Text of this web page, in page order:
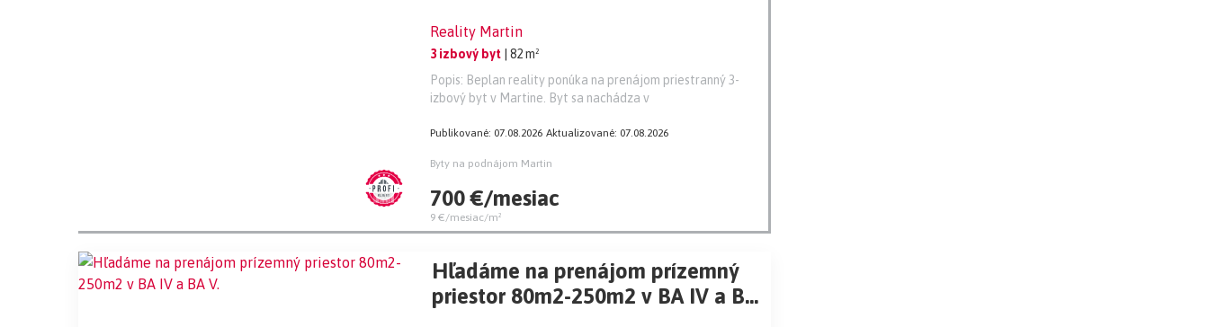
Reality Martin
3 izbový byt
| 82 m²
Popis: Beplan reality ponúka na prenájom priestranný 3-
izbový byt v Martine. Byt sa nachádza v
Publikované: 07.08.2026 Aktualizované: 07.08.2026
Byty na podnájom Martin
700 €/mesiac
9 €/mesiac/m²
Hľadáme na prenájom prízemný
priestor 80m2-250m2 v BA IV a BA